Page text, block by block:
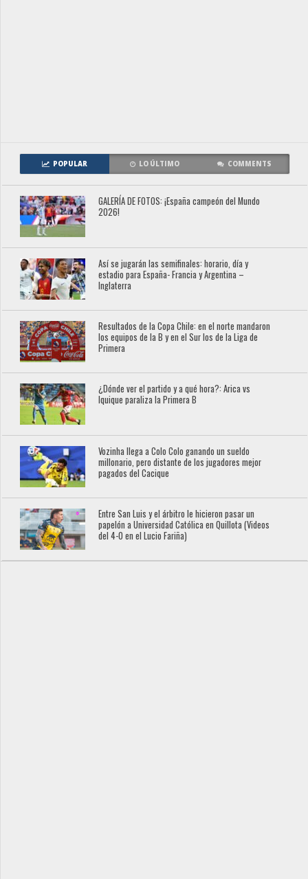
POPULAR LO ÚLTIMO COMMENTS
GALERÍA DE FOTOS: ¡España campeón del Mundo
2026!
Así se jugarán las semifinales: horario, día y
estadio para España- Francia y Argentina –
Inglaterra
Resultados de la Copa Chile: en el norte mandaron
los equipos de la B y en el Sur los de la Liga de
Primera
¿Dónde ver el partido y a qué hora?: Arica vs
Iquique paraliza la Primera B
Vozinha llega a Colo Colo ganando un sueldo
millonario, pero distante de los jugadores mejor
pagados del Cacique
Entre San Luis y el árbitro le hicieron pasar un
papelón a Universidad Católica en Quillota (Videos
del 4-0 en el Lucio Fariña)